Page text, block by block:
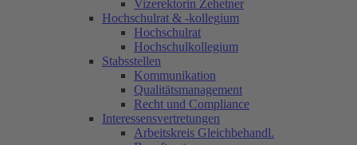
Vizerektorin Zehetner
Hochschulrat & -kollegium
Hochschulrat
Hochschulkollegium
Stabsstellen
Kommunikation
Qualitätsmanagement
Recht und Compliance
Interessensvertretungen
Arbeitskreis Gleichbehandl.